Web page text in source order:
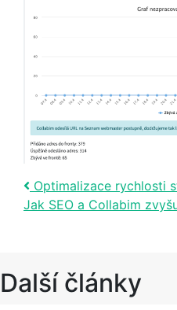
Post
Optimalizace rychlosti
Jak SEO a Collabim
Další články